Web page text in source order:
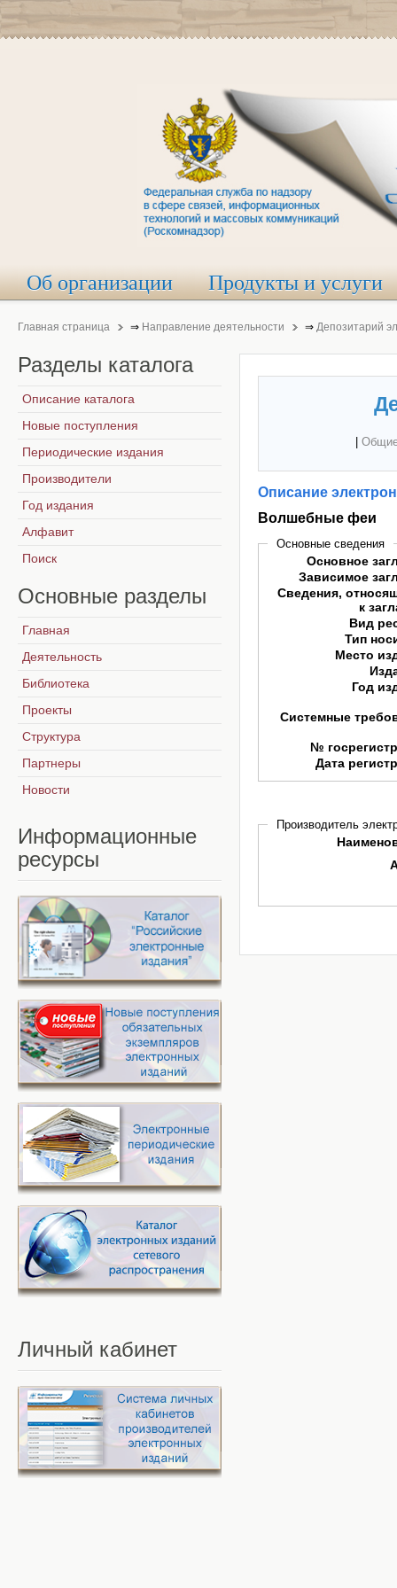
Об организации Продукты и услуги
Главная страница ⇒ Направление деятельности ⇒ Депозитарий
Описание
Волшебные феи
Основные сведения
Основное
Зависимое
Сведения,
к
Вид
Тип
Место
Год
Системные
№
Дата
Производитель
Разделы каталога
Описание каталога
Новые поступления
Периодические издания
Производители
Год издания
Алфавит
Поиск
Основные разделы
Главная
Деятельность
Библиотека
Проекты
Структура
Партнеры
Новости
Информационные
ресурсы
Личный кабинет